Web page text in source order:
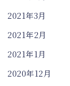
2021年3月
2021年2月
2021年1月
2020年12月